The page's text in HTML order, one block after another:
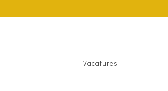
Vacatures